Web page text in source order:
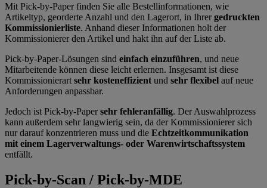
Mit Pick-by-Paper finden Sie alle Bestellinformationen, wie
Artikeltyp, georderte Anzahl und den Lagerort, in Ihrergedruckten
Kommissionierliste. Anhand dieser Informationen holt der
Kommissionierer den Artikel und hakt ihn auf der Liste ab.
Pick-by-Paper-Lösungen sind einfach einzuführen, und neue
Mitarbeitende können diese leicht erlernen. Insgesamt ist diese
Kommissionierart sehr kosteneffizient und sehr flexibel auf neue
Anforderungen anpassbar.
Jedoch ist Pick-by-Papersehr fehleranfällig. Der Auswahlprozess
kann außerdem sehr langwierig sein, da der Kommissionierer sich
nur darauf konzentrieren muss und die Echtzeitkommunikation
mit einem Lagerverwaltungs- oder Warenwirtschaftssystem
entfällt.
Pick-by-Scan / Pick-by-MDE